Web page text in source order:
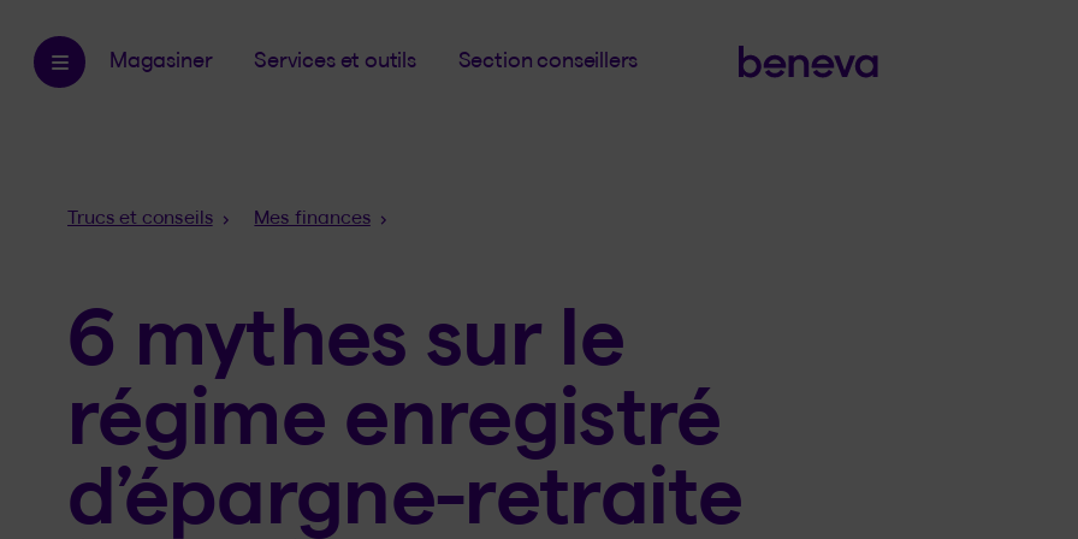
Magasiner Services et outils Section conseillers
Fil
Trucs et conseils Mes finances
6 mythes sur le
régime enregistré
d’épargne-retraite